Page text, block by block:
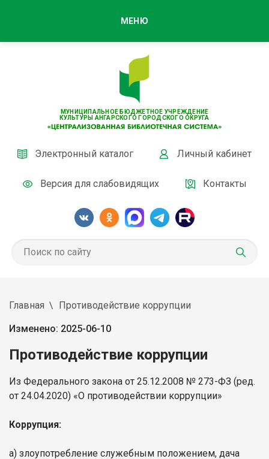
МУНИЦИПАЛЬНОЕ БЮДЖЕТНОЕ УЧРЕЖДЕНИЕ
КУЛЬТУРЫ АНГАРСКОГО ГОРОДСКОГО ОКРУГА
Электронный каталог Личный кабинет
Версия для слабовидящих Контакты
МЕНЮ
Главная Противодействие коррупции
Изменено: 2025-06-10
Противодействие коррупции
Из Федерального закона от 25.12.2008 № 273-ФЗ (ред.
от 24.04.2020) «О противодействии коррупции»
Коррупция:
а) злоупотребление служебным положением, дача